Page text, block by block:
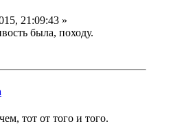
21:09:43 »
была, походу.
тот от того и того.